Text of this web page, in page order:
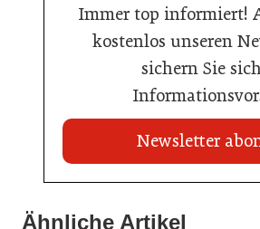
Immer top informiert!
kostenlos unseren
sichern Sie
Newsletter
Ähnliche Artikel
Travel Start-up Night 2026: Beste